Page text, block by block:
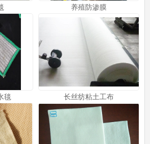
养殖防渗膜
毯 长丝纺粘土工布